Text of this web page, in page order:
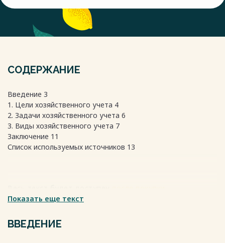
СОДЕРЖАНИЕ
Введение 3
1. Цели хозяйственного учета 4
2. Задачи хозяйственного учета 6
3. Виды хозяйственного учета 7
Заключение 11
Список используемых источников 13
Показать еще текст
ВВЕДЕНИЕ